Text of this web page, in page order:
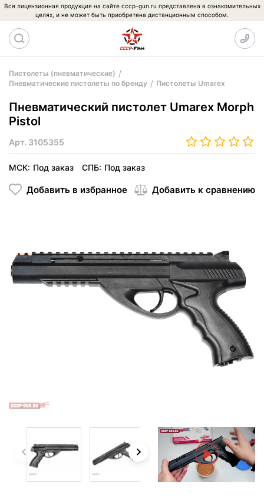
Вся лицензионная продукция на сайте cccp-gun.ru представлена в ознакомительных
целях, и не может быть приобретена дистанционным способом.
Пистолеты (пневматические)
Пневматические пистолеты по бренду
Пистолеты Umarex
Пневматический пистолет Umarex Morph
Pistol
Арт. 3105355
МСК: Под заказ СПБ: Под заказ
Добавить в избранное Добавить к сравнению